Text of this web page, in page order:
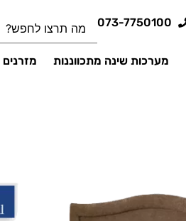
073-7750100
מערכות שינה מתכווננות מזרנים